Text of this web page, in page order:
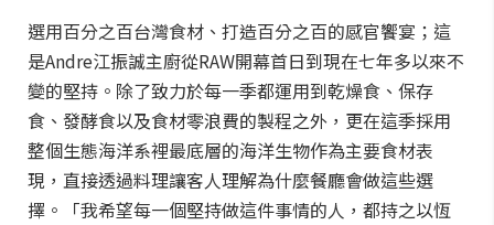
選用百分之百台灣食材、打造百分之百的感官饗宴；這
是Andre江振誠主廚從RAW開幕首日到現在七年多以來不
變的堅持。除了致力於每一季都運用到乾燥食、保存
食、發酵食以及食材零浪費的製程之外，更在這季採用
整個生態海洋系裡最底層的海洋生物作為主要食材表
現，直接透過料理讓客人理解為什麼餐廳會做這些選
擇。「我希望每一個堅持做這件事情的人，都持之以恆